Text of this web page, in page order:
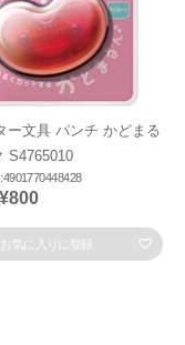
ー文具 パンチ かどまる
S4765010
¥800
お気に入りに登録